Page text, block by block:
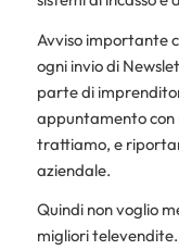
Avviso importante
ogni invio di
parte di
appuntamento con
trattiamo, e
aziendale.
Quindi non voglio
migliori televendite.